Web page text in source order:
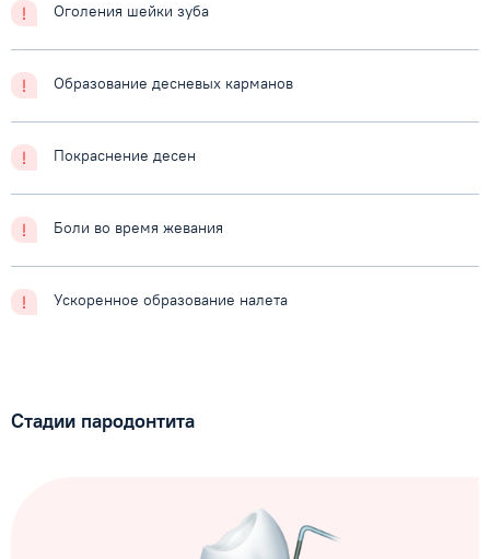
Оголения шейки зуба
Образование десневых карманов
Покраснение десен
Боли во время жевания
Ускоренное образование налета
Стадии пародонтита